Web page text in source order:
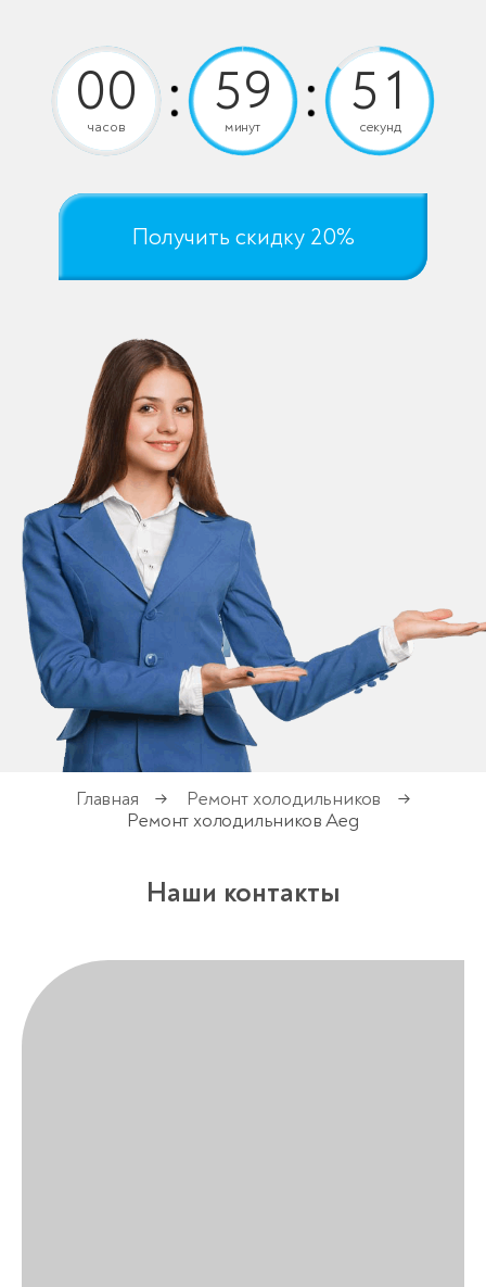
часов минут секунд
Получить скидку 20%
Главная → Ремонт холодильников
→
Ремонт холодильников Aeg
Наши контакты